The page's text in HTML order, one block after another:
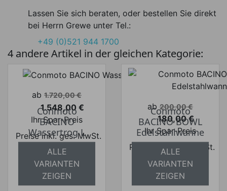
Lassen Sie sich beraten, oder bestellen Sie direkt
bei Herrn Grewe unter Tel.:
+49 (0)521 944 1700
4 andere Artikel in der gleichen Kategorie:
Verkaufspreis
ab 1.720,00 €
Preis
1.548,00 €
Ihr Spar-Preis
Preise inkl. ges. MwSt.
absolut
versandkostenfrei
Conmoto
BACINO
Wassertrog L
ALLE
VARIANTEN
ZEIGEN
Verkaufspreis
ab 200,00 €
Preis
180,00 €
Ihr Spar-Preis
Preise inkl. ges. MwSt.
absolut
versandkostenfrei
Conmoto
BACINO BOWL
Edelstahlwanne
ALLE
VARIANTEN
ZEIGEN